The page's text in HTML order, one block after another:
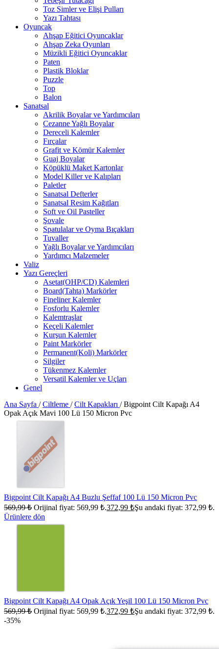
Toz Simler ve Elişi Pulları
Yazı Tahtası
Oyuncak
Ahşap Eğitici Oyuncaklar
Ahşap Zeka Oyunları
Müzikli Eğitici Oyuncaklar
Paten
Plastik Bloklar
Puzzle
Top
Balon
Sanatsal
Akrilik Boyalar ve Yardımcıları
Cezanne Yağlı Boyalar
Dereceli Kalemler
Fırçalar
Grafit ve Kömür Kalemler
Guaj Boyalar
Köpüklü Maket Kartonlar
Model Killer ve Kalıpları
Paletler
Sanatsal Defterler
Sanatsal Resim Kağıtları
Soft ve Oil Pasteller
Şovale
Spatulalar ve Oyma Bıçakları
Tuvaller
Yağlı Boyalar ve Yardımcıları
Yardımcı Malzemeler
Valiz
Yazı Gereçleri
Asetat(OHP/CD) Kalemleri
Board(Tahta) Markörler
Fineliner Kalemler
Fosforlu Kalemler
Kalemtraşlar
Keçeli Kalemler
Kurşun Kalemler
Paint Markörler
Permanent(Koli) Markörler
Silgiler
Tükenmez Kalemler
Versatil Kalemler ve Uçları
Genel
Ana Sayfa / Ciltleme / Cilt Kapakları / Bigpoint Cilt Kapağı A4
Opak Açık Mavi 100 Lü 150 Micron Pvc
Bigpoint Cilt Kapağı A4 Buzlu Şeffaf 100 Lü 150 Micron Pvc
569,99₺ Orijinal fiyat: 569,99 ₺.372,99 ₺Şu andaki fiyat: 372,99 ₺.
Ürünlere dön
Bigpoint Cilt Kapağı A4 Opak Açık Yeşil 100 Lü 150 Micron Pvc
569,99₺ Orijinal fiyat: 569,99 ₺.372,99 ₺Şu andaki fiyat: 372,99 ₺.
-35%